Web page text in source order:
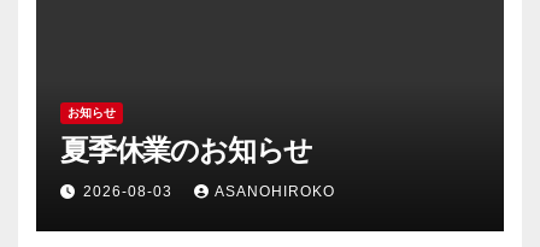
お知らせ
夏季休業のお知らせ
2026-08-03 ASANOHIROKO